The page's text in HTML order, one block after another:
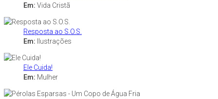
Em: Vida Cristã
Resposta ao S.O.S.
Em: Ilustrações
Ele Cuida!
Em: Mulher